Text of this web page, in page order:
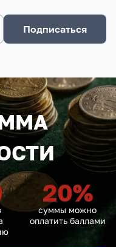
Подписаться
20%
суммы можно
оплатить баллами